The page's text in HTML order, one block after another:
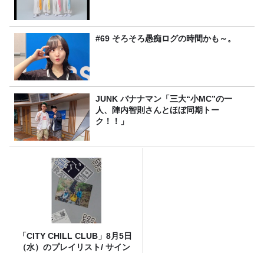
#69 そろそろ愚痴ログの時間かも～。
JUNK バナナマン「三大“小MC”の一
人、陣内智則さんとほぼ同期トー
ク！！」
「CITY CHILL CLUB」8月5日
（水）のプレイリスト/ サイン